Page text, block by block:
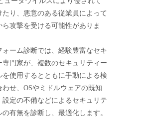
たり、悪意のある従業員によって
ら攻撃を受ける可能性がありま
ォーム診断では、経験豊富なセキ
専門家が、複数のセキュリティー
を使用するとともに手動による検
わせ、OSやミドルウェアの既知
設定の不備などによるセキュリテ
の有無を診断し、最適化します。